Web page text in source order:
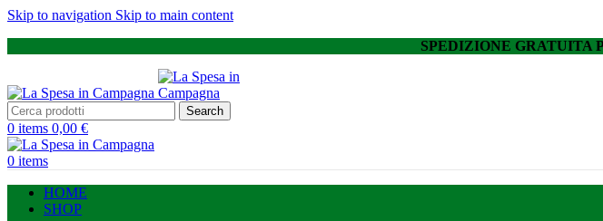
Skip to navigation Skip to main content
SPEDIZIONE GRATUITA
Search
0 items 0,00 €
0 items
HOME
SHOP